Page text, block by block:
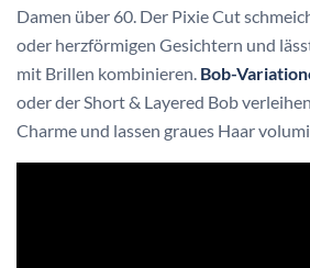
Damen über 60. Der Pixie Cut
oder herzförmigen Gesichtern und
mit Brillen kombinieren. Bob-
oder der Short & Layered Bob
Charme und lassen graues Haar